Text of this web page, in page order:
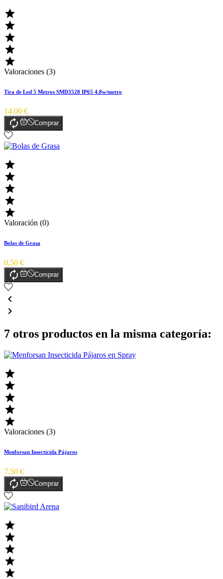





Valoraciones (3)
Tira de Led 5 Metros SMD3528 IP65 4.8w/metro
14,00 €
 Comprar





Valoración (0)
Bolas de Grasa
0,50 €
 Comprar


7 otros productos en la misma categoría:





Valoraciones (3)
Menforsan Insecticida Pájaros
7,50 €
 Comprar




